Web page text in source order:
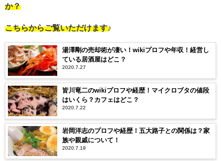
か？
こちらからご覧いただけます♪
湯澤剛の売却術が凄い！wikiプロフや年収！経営し
ている居酒屋はどこ？
2020.7.27
皆川竜二のwikiプロフや経歴！マイクロブタの値段
はいくら？カフェはどこ？
2020.7.22
岩岡洋志のプロフや経歴！五大路子との関係は？家
族や親戚について！
2020.7.19